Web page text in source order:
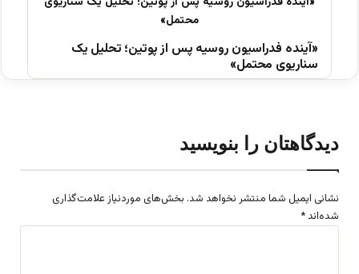
«آینده فدراسیون روسیه پس از پوتین؛ تحلیل یک
سناریوی محتمل»
دیدگاهتان را بنویسید
نشانی ایمیل شما منتشر نخواهد شد. بخش‌های موردنیاز علامت‌گذاری
شده‌اند *